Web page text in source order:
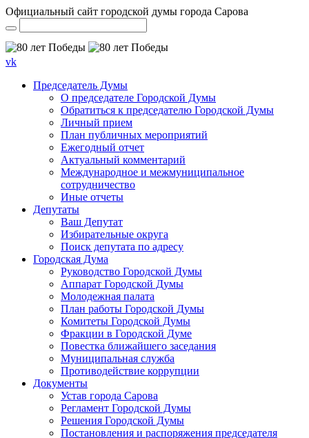
Официальный сайт городской думы города Сарова
vk
Председатель Думы
О председателе Городской Думы
Обратиться к председателю Городской Думы
Личный прием
План публичных мероприятий
Ежегодный отчет
Актуальный комментарий
Международное и межмуниципальное
сотрудничество
Иные отчеты
Депутаты
Ваш Депутат
Избирательные округа
Поиск депутата по адресу
Городская Дума
Руководство Городской Думы
Аппарат Городской Думы
Молодежная палата
План работы Городской Думы
Комитеты Городской Думы
Фракции в Городской Думе
Повестка ближайшего заседания
Муниципальная служба
Противодействие коррупции
Документы
Устав города Сарова
Регламент Городской Думы
Решения Городской Думы
Постановления и распоряжения председателя